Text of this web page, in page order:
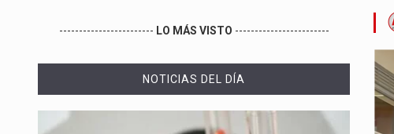
------------------------ LO MÁS VISTO ------------------------
NOTICIAS DEL DÍA